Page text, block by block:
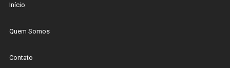
Início
Quem Somos
Contato